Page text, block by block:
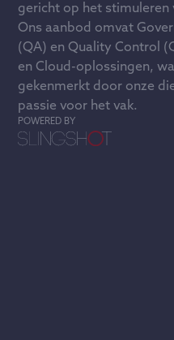
gericht op het stimuleren
Ons aanbod omvat
(QA) en Quality Control
en Cloud-oplossingen,
gekenmerkt door onze
passie voor het vak.
POWERED BY